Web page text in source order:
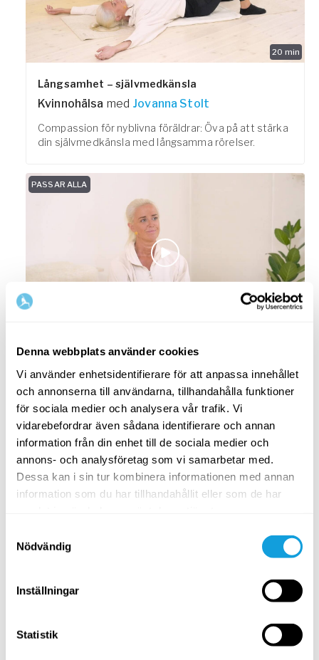
Denna webbplats använder cookies
Vi använder enhetsidentifierare för att anpassa innehållet
och annonserna till användarna, tillhandahålla funktioner
för sociala medier och analysera vår trafik. Vi
vidarebefordrar även sådana identifierare och annan
information från din enhet till de sociala medier och
annons- och analysföretag som vi samarbetar med.
Dessa kan i sin tur kombinera informationen med annan
information som du har tillhandahållit eller som de har
Nödvändig
Inställningar
Statistik
20 min
Långsamhet – självmedkänsla
Kvinnohälsa med Jovanna Stolt
Compassion för nyblivna föräldrar: Öva på att stärka
din självmedkänsla med långsamma rörelser.
PASSAR ALLA
Medkännande vän – självmedkänsla
Kvinnohälsa med Jovanna Stolt
Compassion för nyblivna föräldrar: Utforska och rikta
uppmärksamheten till dialogen på insidan.
20
PASSAR ALLA
Mindfulness